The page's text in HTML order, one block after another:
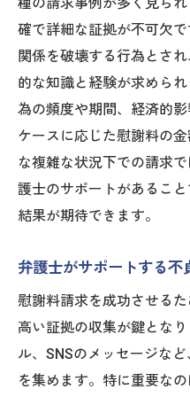
確で詳細な証拠が不可欠
関係を破壊する行為とさ
的な知識と経験が求めら
為の頻度や期間、経済的
ケースに応じた慰謝料の
な複雑な状況下での請求
護士のサポートがあるこ
結果が期待できます。
弁護士がサポートする不
慰謝料請求を成功させる
高い証拠の収集が鍵とな
ル、SNSのメッセージな
を集めます。特に重要な